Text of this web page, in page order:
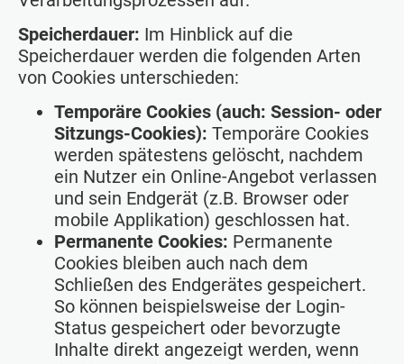
Speicherdauer: Im Hinblick auf die
Speicherdauer werden die folgenden Arten
von Cookies unterschieden:
Temporäre Cookies (auch: Session- oder
Sitzungs-Cookies): Temporäre Cookies
werden spätestens gelöscht, nachdem
ein Nutzer ein Online-Angebot verlassen
und sein Endgerät (z.B. Browser oder
mobile Applikation) geschlossen hat.
Permanente Cookies: Permanente
Cookies bleiben auch nach dem
Schließen des Endgerätes gespeichert.
So können beispielsweise der Login-
Status gespeichert oder bevorzugte
Inhalte direkt angezeigt werden, wenn